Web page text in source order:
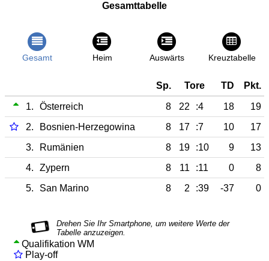
Gesamttabelle
Gesamt Heim Auswärts Kreuztabelle
Sp. Tore TD Pkt.
1. Österreich 8 22 :4 18
19
2.
Bosnien-Herzegowina 8 17 :7 10
17
3.
Rumänien 8 19 :10 9
13
4.
Zypern 8 11 :11 0
8
5.
San Marino 8 2 :39 -37 0
Qualifikation WM
Play-off